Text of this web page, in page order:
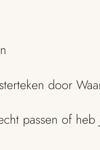
door
passen of heb